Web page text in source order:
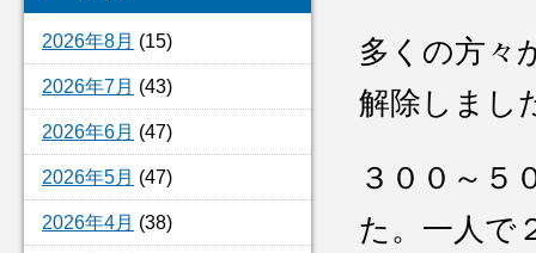
2026年8月 (15)
2026年7月 (43)
2026年6月 (47)
2026年5月 (47)
2026年4月 (38)
多くの方々
解除しまし
３００～５
た。一人で